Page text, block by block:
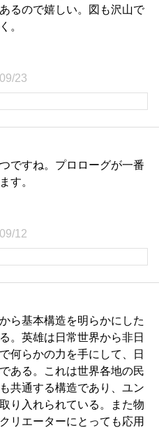
るので嬉しい。図も沢山で
。
23
ですね。プロローグが一番
す。
12
ら基本構造を明らかにした
。英雄は日常世界から非日
何らかの力を手にして、日
ある。これは世界各地の民
共通する構造であり、ユン
り入れられている。また物
リエーターにとっても応用